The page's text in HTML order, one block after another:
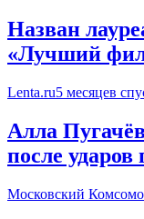
Назван
«Лучший
Lenta.ru5 месяцев
Алла
после
Московский